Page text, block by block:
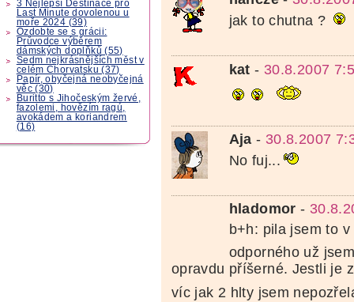
3 Nejlepší Destinace pro
Last Minute dovolenou u
moře 2024 (39)
Ozdobte se s grácii:
Průvodce výběrem
dámských doplňků (55)
Sedm nejkrásnějších měst v
celém Chorvatsku (37)
Papír, obyčejná neobyčejná
věc (30)
Buritto s Jihočeským žervé,
fazolemi, hovězím ragú,
avokádem a koriandrem
(16)
jak to chutna ?
kat - 30.8.2007
Aja - 30.8.2007
No fuj...
hladomor -
b+h: pila jsem to
odporného už
opravdu příšerné. Jestli je
víc jak 2 hlty jsem